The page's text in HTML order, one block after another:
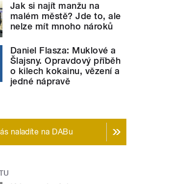
Jak si najít manžu na
malém městě? Jde to, ale
nelze mít mnoho nároků
Daniel Flasza: Muklové a
Šlajsny. Opravdový příběh
o kilech kokainu, vězení a
jedné nápravě
naladíte na DABu